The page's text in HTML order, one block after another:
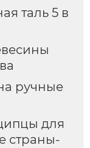
таль 5 в
ручные
для
страны-